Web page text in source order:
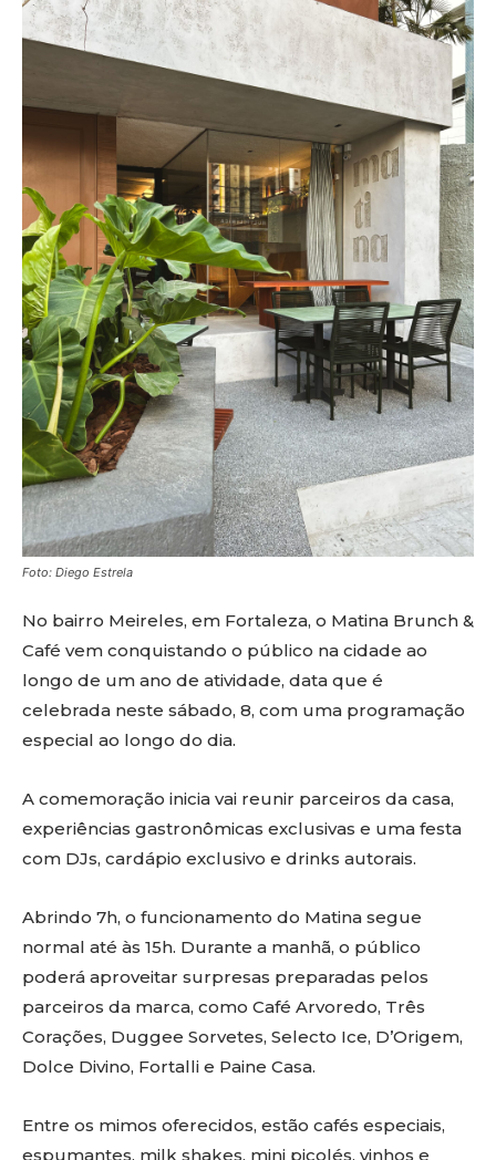
Foto: Diego Estrela
No bairro Meireles, em Fortaleza, o Matina Brunch &
Café vem conquistando o público na cidade ao
longo de um ano de atividade, data que é
celebrada neste sábado, 8, com uma programação
especial ao longo do dia.
A comemoração inicia vai reunir parceiros da casa,
experiências gastronômicas exclusivas e uma festa
com DJs, cardápio exclusivo e drinks autorais.
Abrindo 7h, o funcionamento do Matina segue
normal até às 15h. Durante a manhã, o público
poderá aproveitar surpresas preparadas pelos
parceiros da marca, como Café Arvoredo, Três
Corações, Duggee Sorvetes, Selecto Ice, D’Origem,
Dolce Divino, Fortalli e Paine Casa.
Entre os mimos oferecidos, estão cafés especiais,
espumantes, milk shakes, mini picolés, vinhos e